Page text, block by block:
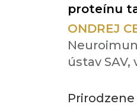
proteínu
ONDREJ
ústav SAV,
Prirodzene